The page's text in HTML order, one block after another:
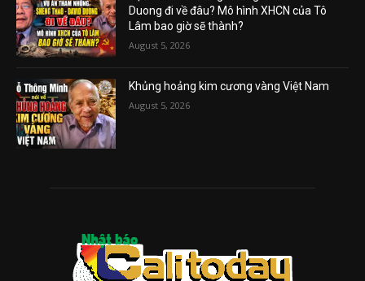
Duong đi về đâu? Mô hình XHCN của Tô
Lâm bao giờ sẽ thành?
August 5, 2026
Khủng hoảng kim cương vàng Việt Nam
August 5, 2026